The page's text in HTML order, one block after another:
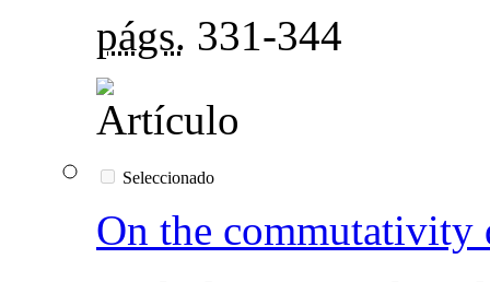
págs. 331-344
Seleccionado
On the commutativity